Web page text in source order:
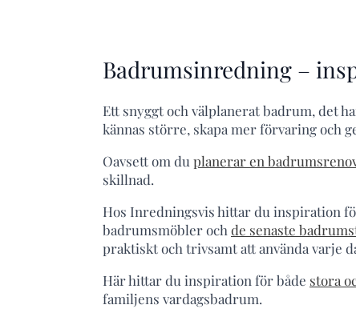
Badrumsinredning –
Ett snyggt och välplanerat badrum, det
kännas större, skapa mer förvaring och
Oavsett om du planerar en
skillnad.
Hos Inredningsvis hittar du inspiration
badrumsmöbler och de senaste
praktiskt och trivsamt att använda varje
Här hittar du inspiration för både stora
familjens vardagsbadrum.